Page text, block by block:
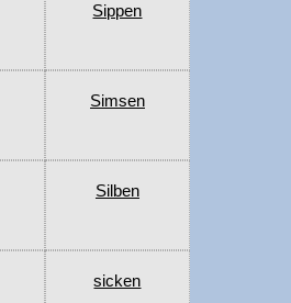
Sippen
Simsen
Silben
sicken